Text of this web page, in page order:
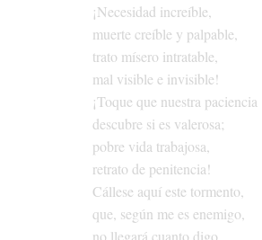
¡Necesidad increíble,
muerte creíble y palpable,
trato mísero intratable,
mal visible e invisible!
¡Toque que nuestra paciencia
descubre si es valerosa;
pobre vida trabajosa,
retrato de penitencia!
Cállese aquíeste tormento,
que, según me es enemigo,